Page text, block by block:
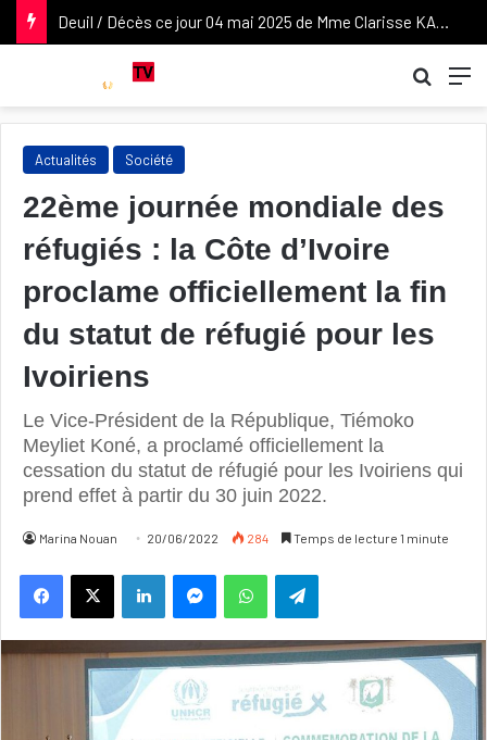
Deuil / Décès ce jour 04 mai 2025 de Mme Clarisse KABLAN DUNCAN, épouse de l’ancien Vice-président de la République Daniel KABLAN DUNCAN. Nos condoléances attristées à son époux et à sa famille.
Actualités Société
22ème journée mondiale des
réfugiés : la Côte d’Ivoire
proclame officiellement la fin
du statut de réfugié pour les
Ivoiriens
Le Vice-Président de la République, Tiémoko
Meyliet Koné, a proclamé officiellement la
cessation du statut de réfugié pour les Ivoiriens qui
prend effet à partir du 30 juin 2022.
Marina Nouan 20/06/2022 284 Temps de lecture 1 minute
Linkedin WhatsApp